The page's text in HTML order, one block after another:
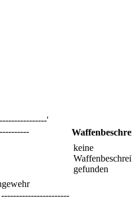
'
keine
gefunden